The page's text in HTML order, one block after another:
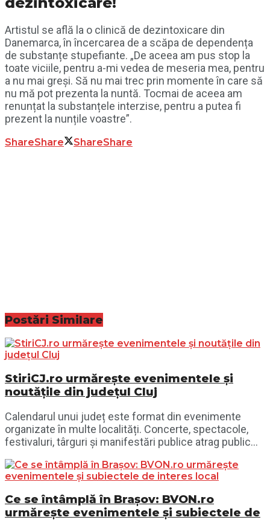
Artistul se află la o clinică de dezintoxicare din
Danemarca, în încercarea de a scăpa de dependența
de substanțe stupefiante. „De aceea am pus stop la
toate viciile, pentru a-mi vedea de meseria mea, pentru
a nu mai greși. Să nu mai trec prin momente în care să
nu mă pot prezenta la nuntă. Tocmai de aceea am
renunțat la substanțele interzise, pentru a putea fi
prezent la nunțile voastre”.
ShareShare ShareShare
Postări Similare
StiriCJ.ro urmărește evenimentele și
noutățile din județul Cluj
Calendarul unui județ este format din evenimente
organizate în multe localități. Concerte, spectacole,
festivaluri, târguri și manifestări publice atrag public...
Ce se întâmplă în Brașov: BVON.ro
urmărește evenimentele și subiectele de